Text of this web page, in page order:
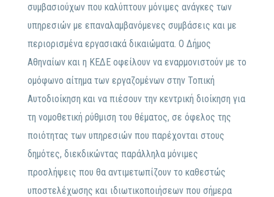
συμβασιούχων που καλύπτουν μόνιμες ανάγκες των
υπηρεσιών με επαναλαμβανόμενες συμβάσεις και με
περιορισμένα εργασιακά δικαιώματα. Ο Δήμος
Αθηναίων και η ΚΕΔΕ οφείλουν να εναρμονιστούν με το
ομόφωνο αίτημα των εργαζομένων στην Τοπική
Αυτοδιοίκηση και να πιέσουν την κεντρική διοίκηση για
τη νομοθετική ρύθμιση του θέματος, σε όφελος της
ποιότητας των υπηρεσιών που παρέχονται στους
δημότες, διεκδικώντας παράλληλα μόνιμες
προσλήψεις που θα αντιμετωπίζουν το καθεστώς
υποστελέχωσης και ιδιωτικοποιήσεων που σήμερα